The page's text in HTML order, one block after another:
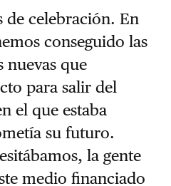
de celebración. En
conseguido las
nuevas que
para salir del
el que estaba
su futuro.
la gente
medio financiado